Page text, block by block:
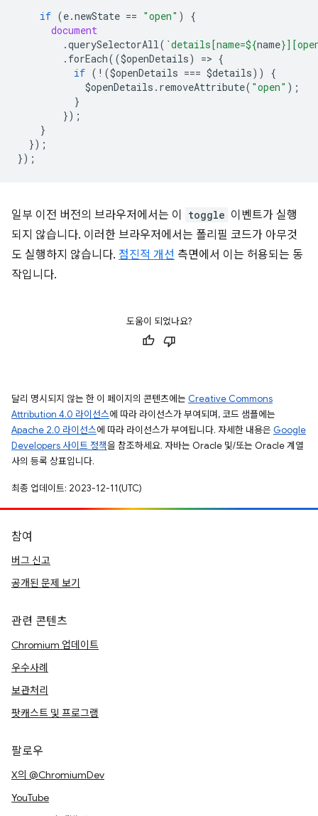
if (e.newState == "open" )
{
document
.querySelectorAll( `details[name=${name}
. forEach(($openDetails) => {
if ( ! ($openDetails === $details))
{
$openDetails . removeAttribute( "open" );
}
});
}
});
});
일부 이전 버전의 브라우저에서는 이 toggle 이벤트가 실행
되지 않습니다. 이러한 브라우저에서는 폴리필 코드가 아무것
도 실행하지 않습니다. 점진적 개선 측면에서 이는 허용되는 동
작입니다.
도움이 되었나요?
달리 명시되지 않는 한 이 페이지의 콘텐츠에는 Creative Commons
Attribution 4.0 라이선스에 따라 라이선스가 부여되며, 코드 샘플에는
Apache 2.0 라이선스에 따라 라이선스가 부여됩니다. 자세한 내용은 Google
Developers 사이트 정책을 참조하세요. 자바는 Oracle 및/또는 Oracle 계열
사의 등록 상표입니다.
최종 업데이트: 2023-12-11(UTC)
참여
버그 신고
공개된 문제 보기
관련 콘텐츠
Chromium 업데이트
우수사례
보관처리
팟캐스트 및 프로그램
팔로우
X의 @ChromiumDev
YouTube